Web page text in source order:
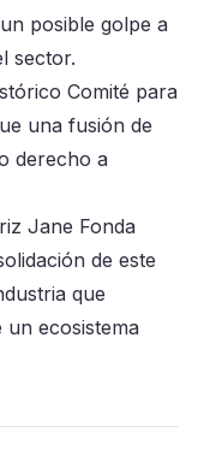
posible golpe a
sector.
Comité para
una fusión de
derecho a
Jane Fonda
de este
que
un ecosistema